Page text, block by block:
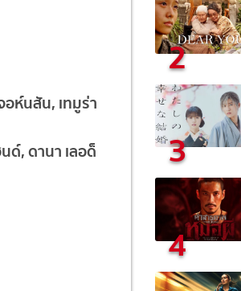
อห์นสัน, เทมูร่า
ด์, ดานา เลอด็
2
3
4